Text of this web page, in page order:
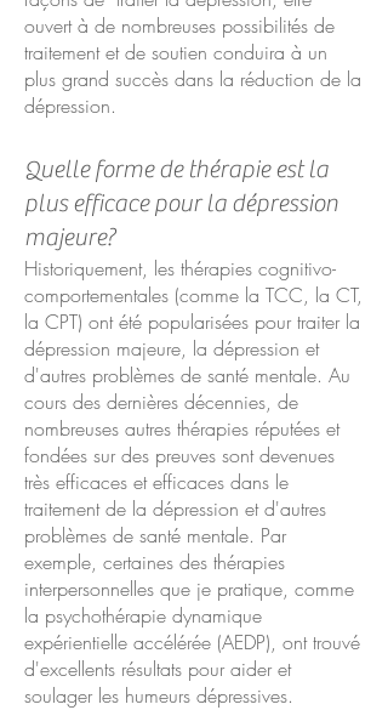
ouvert à de nombreuses possibilités de
traitement et de soutien conduira à un
plus grand succès dans la réduction de la
dépression.
Quelle forme de thérapie est la
plus efficace pour la dépression
majeure?
Historiquement, les thérapies cognitivo-
comportementales (comme la TCC, la CT,
la CPT) ont été popularisées pour traiter la
dépression majeure, la dépression et
d'autres problèmes de santé mentale. Au
cours des dernières décennies, de
nombreuses autres thérapies réputées et
fondées sur des preuves sont devenues
très efficaces et efficaces dans le
traitement de la dépression et d'autres
problèmes de santé mentale. Par
exemple, certaines des thérapies
interpersonnelles que je pratique, comme
la psychothérapie dynamique
expérientielle accélérée (AEDP), ont trouvé
d'excellents résultats pour aider et
soulager les humeurs dépressives.